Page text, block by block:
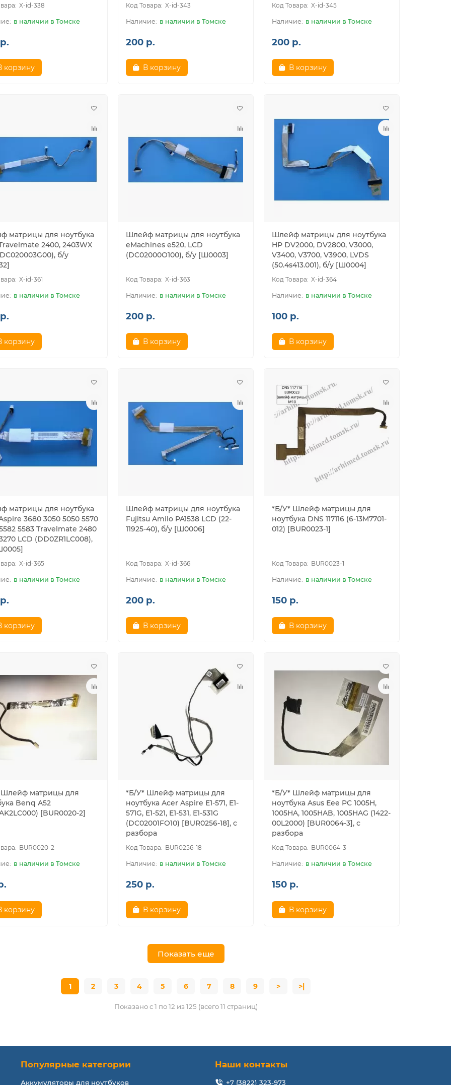
X-id-338
в наличии в Томске
корзину
X-id-343
в наличии в Томске
200 р.
В корзину
X-id-345
в наличии в Томске
200 р.
В корзину
матрицы для ноутбука
2400, 2403WX
б/у
X-id-361
в наличии в Томске
корзину
Шлейф матрицы для ноутбука
eMachines e520, LCD
(DC02000O100), б/у [Ш0003]
X-id-363
в наличии в Томске
200 р.
В корзину
Шлейф матрицы для ноутбука
HP DV2000, DV2800, V3000,
V3400, V3700, V3900, LVDS
(50.4s413.001), б/у [Ш0004]
X-id-364
в наличии в Томске
100 р.
В корзину
матрицы для ноутбука
3680 3050 5050 5570
5583 Travelmate 2480
LCD (DD0ZR1LC008),
X-id-365
в наличии в Томске
корзину
Шлейф матрицы для ноутбука
Fujitsu Amilo PA1538 LCD (22-
11925-40), б/у [Ш0006]
X-id-366
в наличии в Томске
200 р.
В корзину
*Б/У* Шлейф матрицы для
ноутбука DNS 117116 (6-13M7701-
012) [BUR0023-1]
BUR0023-1
в наличии в Томске
150 р.
В корзину
матрицы для
Benq A52
[BUR0020-2]
BUR0020-2
в наличии в Томске
корзину
*Б/У* Шлейф матрицы для
ноутбука Acer Aspire E1-571, E1-
571G, E1-521, E1-531, E1-531G
(DC02001FO10) [BUR0256-18], с
разбора
BUR0256-18
в наличии в Томске
250 р.
В корзину
*Б/У* Шлейф матрицы для
ноутбука Asus Eee PC 1005H,
1005HA, 1005HAB, 1005HAG (1422-
00L2000) [BUR0064-3], с
разбора
BUR0064-3
в наличии в Томске
150 р.
В корзину
Показать еще
1 2 3 4 5 6 7 8 9 > >|
Показано с 1 по 12 из 125 (всего 11 страниц)
Популярные категории
Аккумуляторы для ноутбуков
Наши контакты
+7 (3822) 323-973